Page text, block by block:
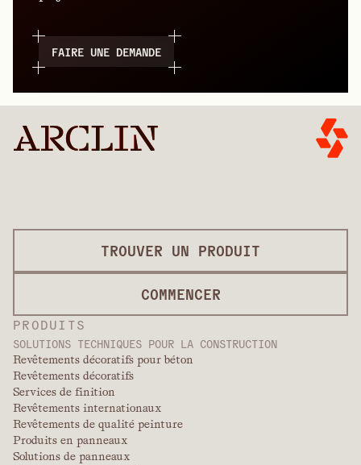
FAIRE UNE DEMANDE
PRODUITS
SOLUTIONS TECHNIQUES POUR LA CONSTRUCTION
Revêtements décoratifs pour béton
Revêtements décoratifs
Services de finition
Revêtements internationaux
Revêtements de qualité peinture
Produits en panneaux
Solutions de panneaux
TROUVER UN PRODUIT
COMMENCER